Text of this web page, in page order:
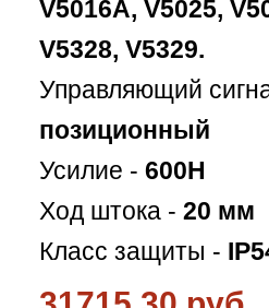
V5016A, V5025,
V5328, V5329.
Управляющий
позиционный
Усилие - 600Н
Ход штока - 20 мм
Класс защиты -